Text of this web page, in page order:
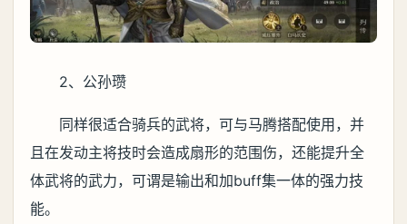
2、公孙瓒
同样很适合骑兵的武将，可与马腾搭配使用，并
且在发动主将技时会造成扇形的范围伤，还能提升全
体武将的武力，可谓是输出和加buff集一体的强力技
能。